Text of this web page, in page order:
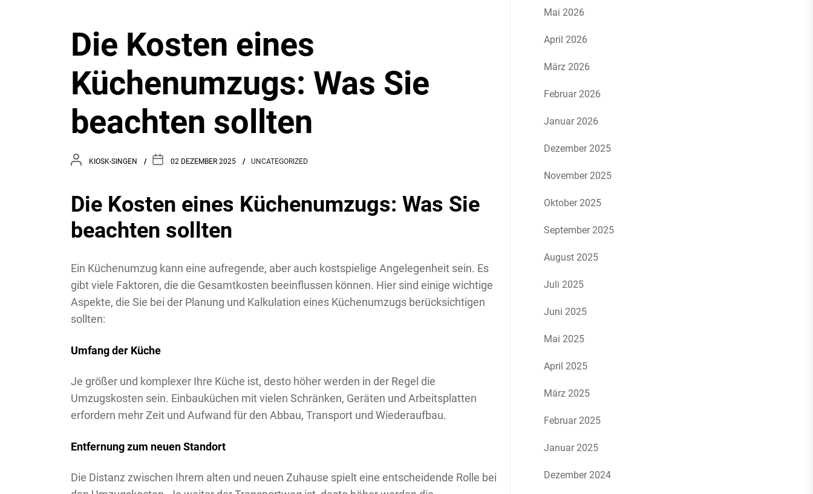
Die Kosten eines
Küchenumzugs: Was Sie
beachten sollten
KIOSK-SINGEN 02 DEZEMBER 2025 UNCATEGORIZED
Die Kosten eines Küchenumzugs: Was Sie
beachten sollten
Ein Küchenumzug kann eine aufregende, aber auch kostspielige Angelegenheit sein. Es
gibt viele Faktoren, die die Gesamtkosten beeinflussen können. Hier sind einige wichtige
Aspekte, die Sie bei der Planung und Kalkulation eines Küchenumzugs berücksichtigen
sollten:
Umfang der Küche
Je größer und komplexer Ihre Küche ist, desto höher werden in der Regel die
Umzugskosten sein. Einbauküchen mit vielen Schränken, Geräten und Arbeitsplatten
erfordern mehr Zeit und Aufwand für den Abbau, Transport und Wiederaufbau.
Entfernung zum neuen Standort
Die Distanz zwischen Ihrem alten und neuen Zuhause spielt eine entscheidende Rolle bei
Mai 2026
April 2026
März 2026
Februar 2026
Januar 2026
Dezember 2025
November 2025
Oktober 2025
September 2025
August 2025
Juli 2025
Juni 2025
Mai 2025
April 2025
März 2025
Februar 2025
Januar 2025
Dezember 2024